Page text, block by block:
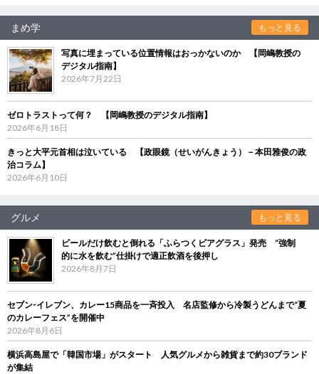
まめ学 もっと見る
写真に埋まっている位置情報はおっかないのか 【岡嶋教授の
デジタル指南】
2026年7月22日
ゼロトラストって何？ 【岡嶋教授のデジタル指南】
2026年6月18日
きっと大平元首相は泣いている 【政眼鏡（せいがんきょう）－本田雅俊の政
治コラム】
2026年6月10日
グルメ もっと見る
ビールだけ飲むと倒れる「ふらつくビアグラス」発売 “強制
的に水を飲む”仕掛けで適正飲酒を後押し
2026年8月7日
セブン‐イレブン、カレー15商品を一斉投入 名店監修から冷製うどんまで“夏
のカレーフェス”を開催中
2026年8月6日
横浜高島屋で「韓国市場」がスタート 人気グルメから雑貨まで約30ブランド
が集結